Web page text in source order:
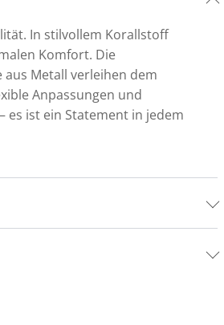
In stilvollem Korallstoff
Komfort. Die
Metall verleihen dem
Anpassungen und
es ist ein Statement in jedem